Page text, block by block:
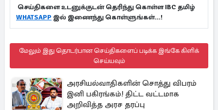
செய்திகளை உடனுக்குடன் தெரிந்து கொள்ள IBC தமிழ்
WHATSAPP இல் இணைந்து கொள்ளுங்கள்...!
மேலும் இது தொடர்பான செய்திகளைப் படிக்க இங்கே கிளிக்
செய்யவும்
அரசியல்வாதிகளின் சொத்து விபரம்
இனி பகிரங்கம்! திட்ட வட்டமாக
அறிவித்த அரச தரப்பு